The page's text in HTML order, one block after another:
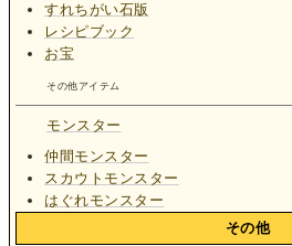
すれちがい石版
レシピブック
お宝
その他アイテム
モンスター
仲間モンスター
スカウトモンスター
はぐれモンスター
その他